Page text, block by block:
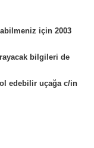
için 2003
bilgileri de
edebilir uçağa c/in